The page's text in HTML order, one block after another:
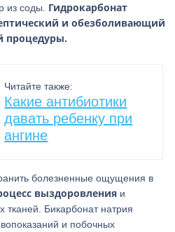
из соды. Гидрокарбонат
и обезболивающий
процедуры.
Читайте также:
Какие антибиотики
давать ребенку при
ангине
болезненные ощущения в
выздоровления и
тканей. Бикарбонат натрия
и побочных